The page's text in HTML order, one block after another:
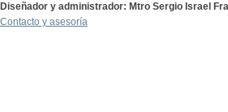
Diseñador y administrador: Mtro Sergio Israel
Contacto y asesoría